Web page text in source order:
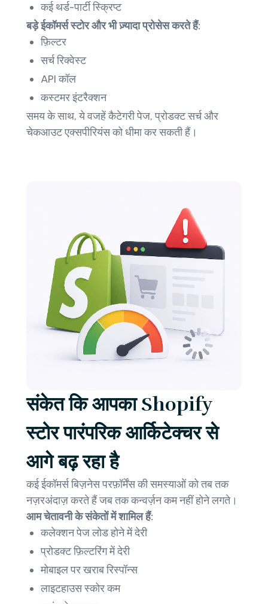
कई थर्ड-पार्टी स्क्रिप्ट
बड़े ईकॉमर्स स्टोर और भी ज़्यादा प्रोसेस करते हैं:
फ़िल्टर
सर्च रिक्वेस्ट
API कॉल
कस्टमर इंटरैक्शन
समय के साथ, ये वजहें कैटेगरी पेज, प्रोडक्ट सर्च और
चेकआउट एक्सपीरियंस को धीमा कर सकती हैं।
संकेत कि आपका Shopify
स्टोर पारंपरिक आर्किटेक्चर से
आगे बढ़ रहा है
कई ईकॉमर्स बिज़नेस परफ़ॉर्मेंस की समस्याओं को तब तक
नज़रअंदाज़ करते हैं जब तक कन्वर्ज़न कम नहीं होने लगते।
आम चेतावनी के संकेतों में शामिल हैं:
कलेक्शन पेज लोड होने में देरी
प्रोडक्ट फ़िल्टरिंग में देरी
मोबाइल पर खराब रिस्पॉन्स
लाइटहाउस स्कोर कम